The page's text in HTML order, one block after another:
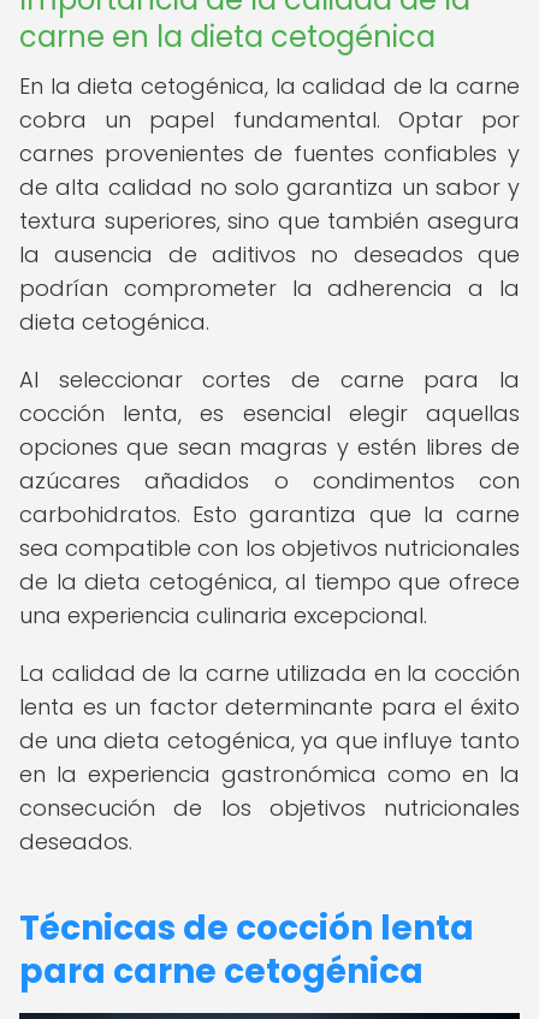
carne en la dieta cetogénica
En la dieta cetogénica, la calidad de la carne
cobra un papel fundamental. Optar por
carnes provenientes de fuentes confiables y
de alta calidad no solo garantiza un sabor y
textura superiores, sino que también asegura
la ausencia de aditivos no deseados que
podrían comprometer la adherencia a la
dieta cetogénica.
Al seleccionar cortes de carne para la
cocción lenta, es esencial elegir aquellas
opciones que sean magras y estén libres de
azúcares añadidos o condimentos con
carbohidratos. Esto garantiza que la carne
sea compatible con los objetivos nutricionales
de la dieta cetogénica, al tiempo que ofrece
una experiencia culinaria excepcional.
La calidad de la carne utilizada en la cocción
lenta es un factor determinante para el éxito
de una dieta cetogénica, ya que influye tanto
en la experiencia gastronómica como en la
consecución de los objetivos nutricionales
deseados.
Técnicas de cocción lenta
para carne cetogénica